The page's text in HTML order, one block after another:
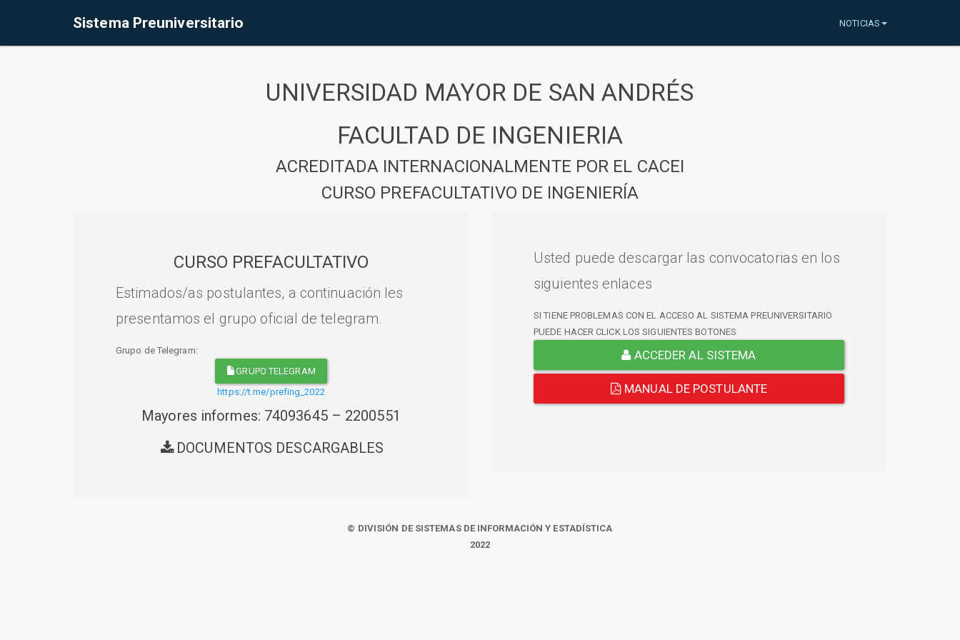
Sistema Preuniversitario NOTICIAS
UNIVERSIDAD MAYOR DE SAN ANDRÉS
FACULTAD DE INGENIERIA
ACREDITADA INTERNACIONALMENTE POR EL CACEI
CURSO PREFACULTATIVO DE INGENIERÍA
CURSO PREFACULTATIVO
Estimados/as postulantes, a continuación les
presentamos el grupo oficial de telegram.
Grupo de Telegram:
GRUPO TELEGRAM
https://t.me/prefing_2022
Mayores informes: 74093645 – 2200551
DOCUMENTOS DESCARGABLES
Usted puede descargar las convocatorias en los
siguientes enlaces
SI TIENE PROBLEMAS CON EL ACCESO AL SISTEMA PREUNIVERSITARIO
PUEDE HACER CLICK LOS SIGUIENTES BOTONES
ACCEDER AL SISTEMA
MANUAL DE POSTULANTE
© DIVISIÓN DE SISTEMAS DE INFORMACIÓN Y ESTADÍSTICA
2022